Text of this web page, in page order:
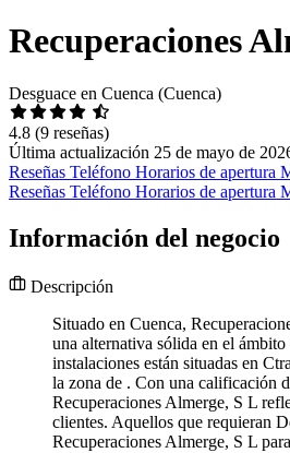
Recuperaciones
Desguace en Cuenca (Cuenca)
4.8 (9 reseñas)
Última actualización 25 de mayo de
Reseñas Teléfono Horarios de apertura
Reseñas Teléfono Horarios de apertura
Información del negocio
Descripción
Situado en Cuenca,
una alternativa sólida en el ámbito
instalaciones están situadas en
la zona de . Con una calificación
Recuperaciones Almerge, S L
clientes. Aquellos que requieran
Recuperaciones Almerge, S L